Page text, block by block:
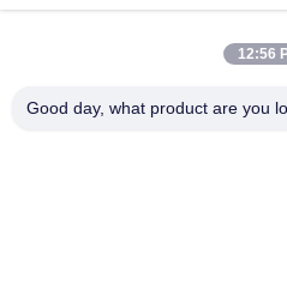
Organisch Bladca van de
Chelated In water oplosbaar
Vloeibare het
12:56
Good day, what product are you